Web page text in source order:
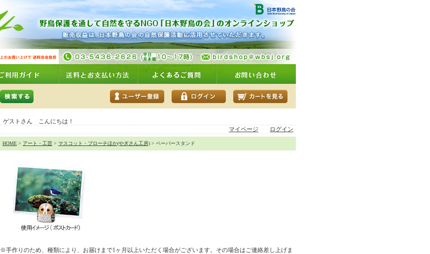
ゲストさん こんにちは！
マイページ
ログイン
HOME > アート・工芸 > マスコット・ブローチほか(やぎさん工房) > ペーパースタンド
※手作りのため、種類により、お届けまで1ヶ月以上いただく場合がございます。その場合はご連絡差し上げま